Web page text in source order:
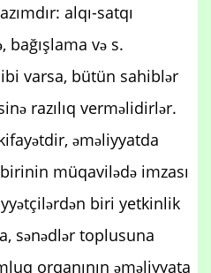
alqı-satqı
və s.
varsa, bütün sahiblər
razılıq verməlidirlər.
əməliyyatda
müqavilədə imzası
biri yetkinlik
sənədlər toplusuna
orqanının əməliyyata